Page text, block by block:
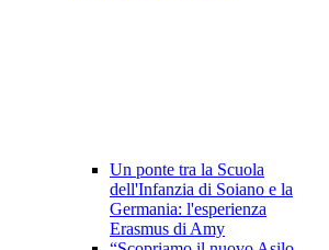
Un ponte tra la Scuola
dell'Infanzia di Soiano e la
Germania: l'esperienza
Erasmus di Amy